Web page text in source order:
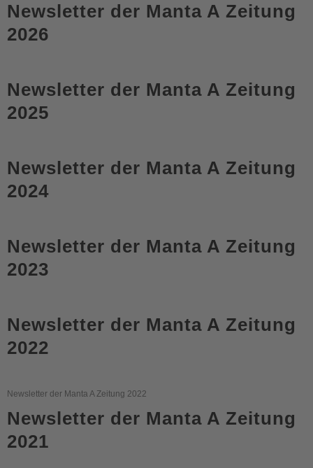
Newsletter der Manta A Zeitung
2026
Newsletter der Manta A Zeitung
2025
Newsletter der Manta A Zeitung
2024
Newsletter der Manta A Zeitung
2023
Newsletter der Manta A Zeitung
2022
Newsletter der Manta A Zeitung 2022
Newsletter der Manta A Zeitung
2021